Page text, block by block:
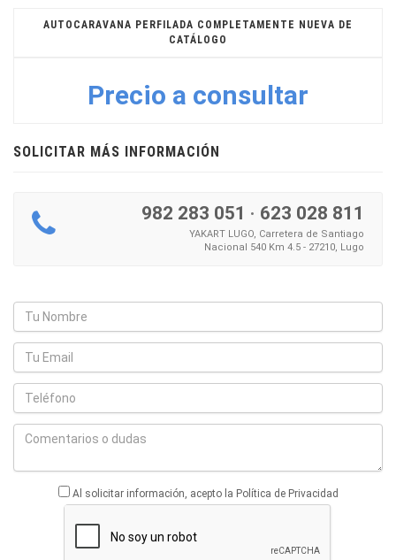
AUTOCARAVANA PERFILADA COMPLETAMENTE NUEVA DE
CATÁLOGO
Precio a consultar
SOLICITAR MÁS INFORMACIÓN
982 283 051 · 623 028 811
YAKART LUGO, Carretera de Santiago
Nacional 540 Km 4.5 - 27210, Lugo
Al solicitar información, acepto la Política de Privacidad